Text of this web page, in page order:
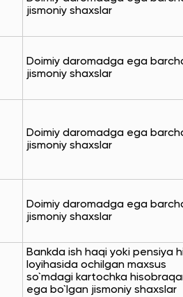
jismoniy shaxslar
Doimiy daromadga ega
jismoniy shaxslar
Doimiy daromadga ega
jismoniy shaxslar
Doimiy daromadga ega
jismoniy shaxslar
Bankda ish haqi yoki pensiya
loyihasida ochilgan maxsus
so`mdagi kartochka
ega bo`lgan jismoniy shaxslar